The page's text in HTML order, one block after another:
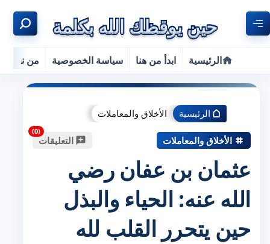
الرئيسية ابدأ من هنا سياسة الخصوصية من نحن
الرئيسية الأخلاق والمعاملات
الأخلاق والمعاملات التعليقات
عثمان بن عفان رضي
الله عنه: الحياء والبذل
حين يتحرر القلب لله